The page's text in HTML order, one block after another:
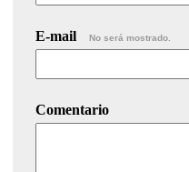
E-mail No será mostrado.
Comentario